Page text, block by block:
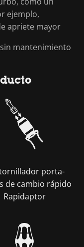
ejemplo,
apriete mayor
mantenimiento
porta-
de cambio rápido
Rapidaptor